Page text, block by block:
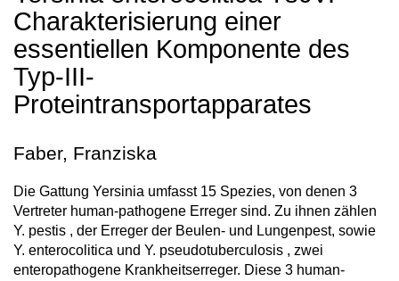
Charakterisierung einer
essentiellen Komponente des
Typ-III-
Proteintransportapparates
Faber, Franziska
Die Gattung Yersinia umfasst 15 Spezies, von denen 3
Vertreter human-pathogene Erreger sind. Zu ihnen zählen
Y. pestis , der Erreger der Beulen- und Lungenpest, sowie
Y. enterocolitica und Y. pseudotuberculosis , zwei
enteropathogene Krankheitserreger. Diese 3 human-